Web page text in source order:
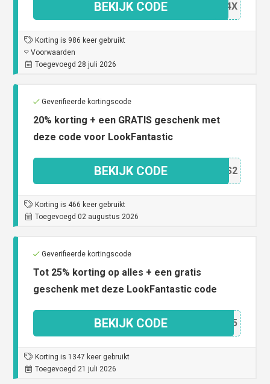
O0B4X
BEKIJK CODE
Korting is 986 keer gebruikt
Voorwaarden
Toegevoegd 28 juli 2026
Geverifieerde kortingscode
20% korting + een GRATIS geschenk met
deze code voor LookFantastic
TA0S2
BEKIJK CODE
Korting is 466 keer gebruikt
Toegevoegd 02 augustus 2026
Geverifieerde kortingscode
Tot 25% korting op alles + een gratis
geschenk met deze LookFantastic code
S2EI5
BEKIJK CODE
Korting is 1347 keer gebruikt
Toegevoegd 21 juli 2026